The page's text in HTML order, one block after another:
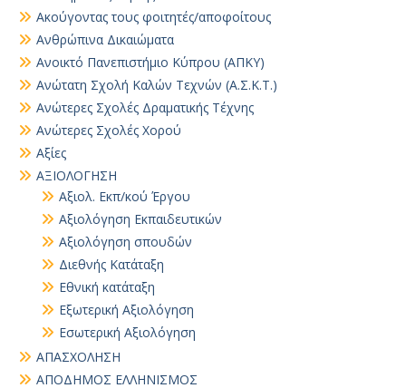
Ακούγοντας τους φοιτητές/αποφοίτους
Ανθρώπινα Δικαιώματα
Ανοικτό Πανεπιστήμιο Κύπρου (ΑΠΚΥ)
Ανώτατη Σχολή Καλών Τεχνών (Α.Σ.Κ.Τ.)
Ανώτερες Σχολές Δραματικής Τέχνης
Ανώτερες Σχολές Χορού
Αξίες
ΑΞΙΟΛΟΓΗΣΗ
Αξιολ. Εκπ/κού Έργου
Αξιολόγηση Εκπαιδευτικών
Αξιολόγηση σπουδών
Διεθνής Κατάταξη
Εθνική κατάταξη
Εξωτερική Αξιολόγηση
Εσωτερική Αξιολόγηση
ΑΠΑΣΧΟΛΗΣΗ
ΑΠΟΔΗΜΟΣ ΕΛΛΗΝΙΣΜΟΣ